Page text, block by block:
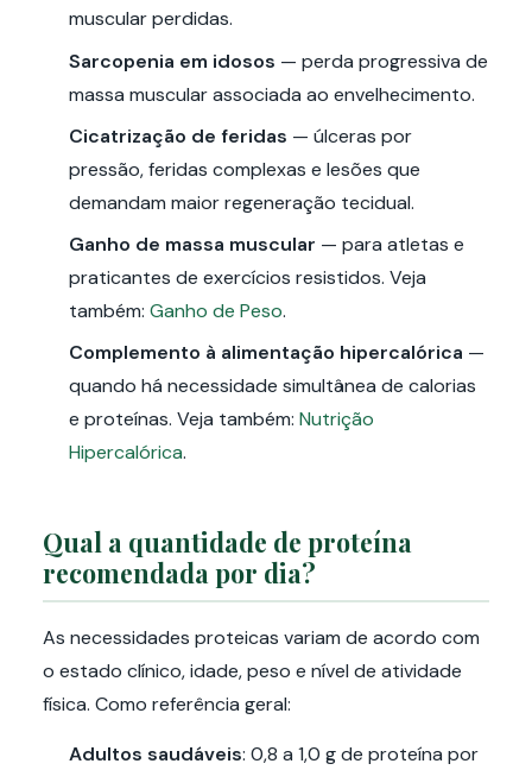
muscular perdidas.
Sarcopenia em idosos — perda progressiva de
massa muscular associada ao envelhecimento.
Cicatrização de feridas — úlceras por
pressão, feridas complexas e lesões que
demandam maior regeneração tecidual.
Ganho de massa muscular — para atletas e
praticantes de exercícios resistidos. Veja
também:Ganho de Peso.
Complemento à alimentação hipercalórica —
quando há necessidade simultânea de calorias
e proteínas. Veja também:Nutrição
Hipercalórica.
Qual a quantidade de proteína
recomendada por dia?
As necessidades proteicas variam de acordo com
o estado clínico, idade, peso e nível de atividade
física. Como referência geral:
Adultos saudáveis: 0,8 a 1,0 g de proteína por